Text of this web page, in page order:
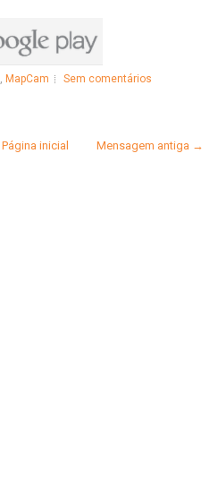
, MapCam Sem comentários
Mensagem antiga →
Página inicial